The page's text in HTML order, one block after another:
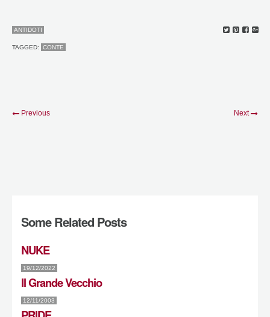
ANTIDOTI
TAGGED: CONTE
Previous Next
Some Related Posts
NUKE
19/12/2022
Il Grande Vecchio
12/11/2003